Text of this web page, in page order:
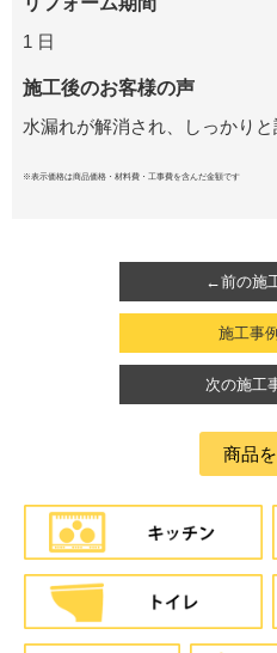
1 日
施工後のお客様の声
水漏れが解消され、しっかりと
※表示価格は商品価格・材料費・工事費を含んだ金額です
←前の施
施工事
次の施工
商品